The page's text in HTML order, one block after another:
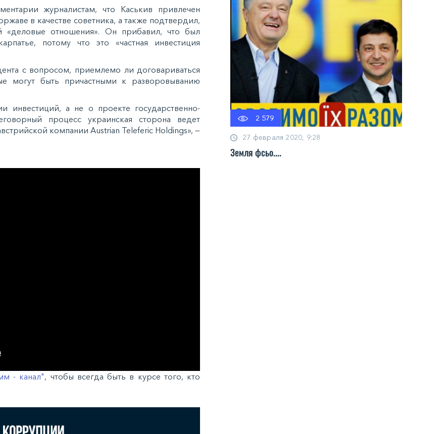
журналистам, что Каськив привлечен
в качестве советника, а также подтвердил,
отношения». Он прибавил, что был
потому что это «частная инвестиция
с вопросом, приемлемо ли договариваться
могут быть причастными к разворовыванию
инвестиций, а не о проекте государственно-
процесс украинская сторона ведет
компании Austrian Teleferic Holdings», —
- канал", чтобы всегда быть в курсе того, кто
2 579
27 февраля 2020, 9:28
Земля фсьо....